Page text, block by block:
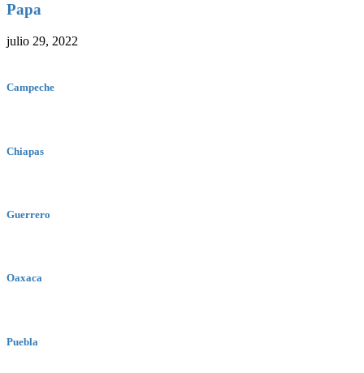
Papa
julio 29, 2022
Campeche
Chiapas
Guerrero
Oaxaca
Puebla